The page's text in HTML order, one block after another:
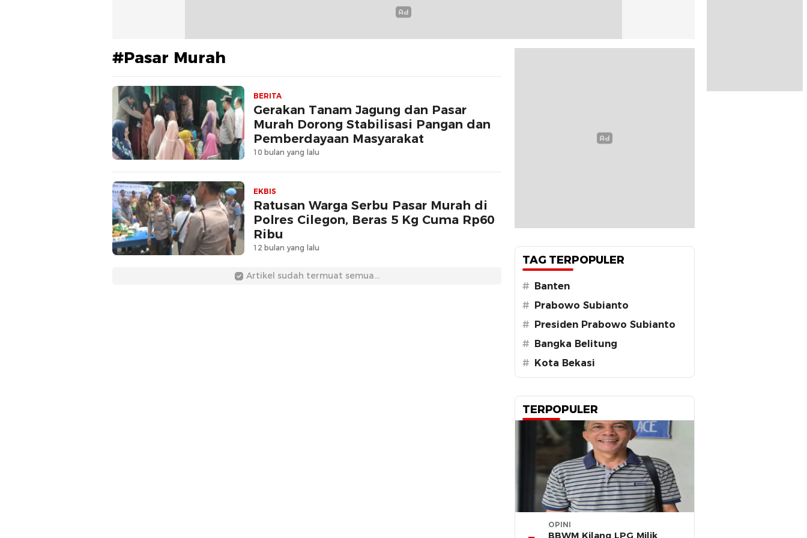
#Pasar Murah
BERITA
Gerakan Tanam Jagung dan Pasar
Murah Dorong Stabilisasi Pangan dan
Pemberdayaan Masyarakat
10 bulan yang lalu
EKBIS
Ratusan Warga Serbu Pasar Murah di
Polres Cilegon, Beras 5 Kg Cuma Rp60
Ribu
12 bulan yang lalu
Artikel sudah termuat semua...
TAG TERPOPULER
# Banten
# Prabowo Subianto
# Presiden Prabowo Subianto
# Bangka Belitung
# Kota Bekasi
TERPOPULER
OPINI
BBWM Kilang LPG Milik